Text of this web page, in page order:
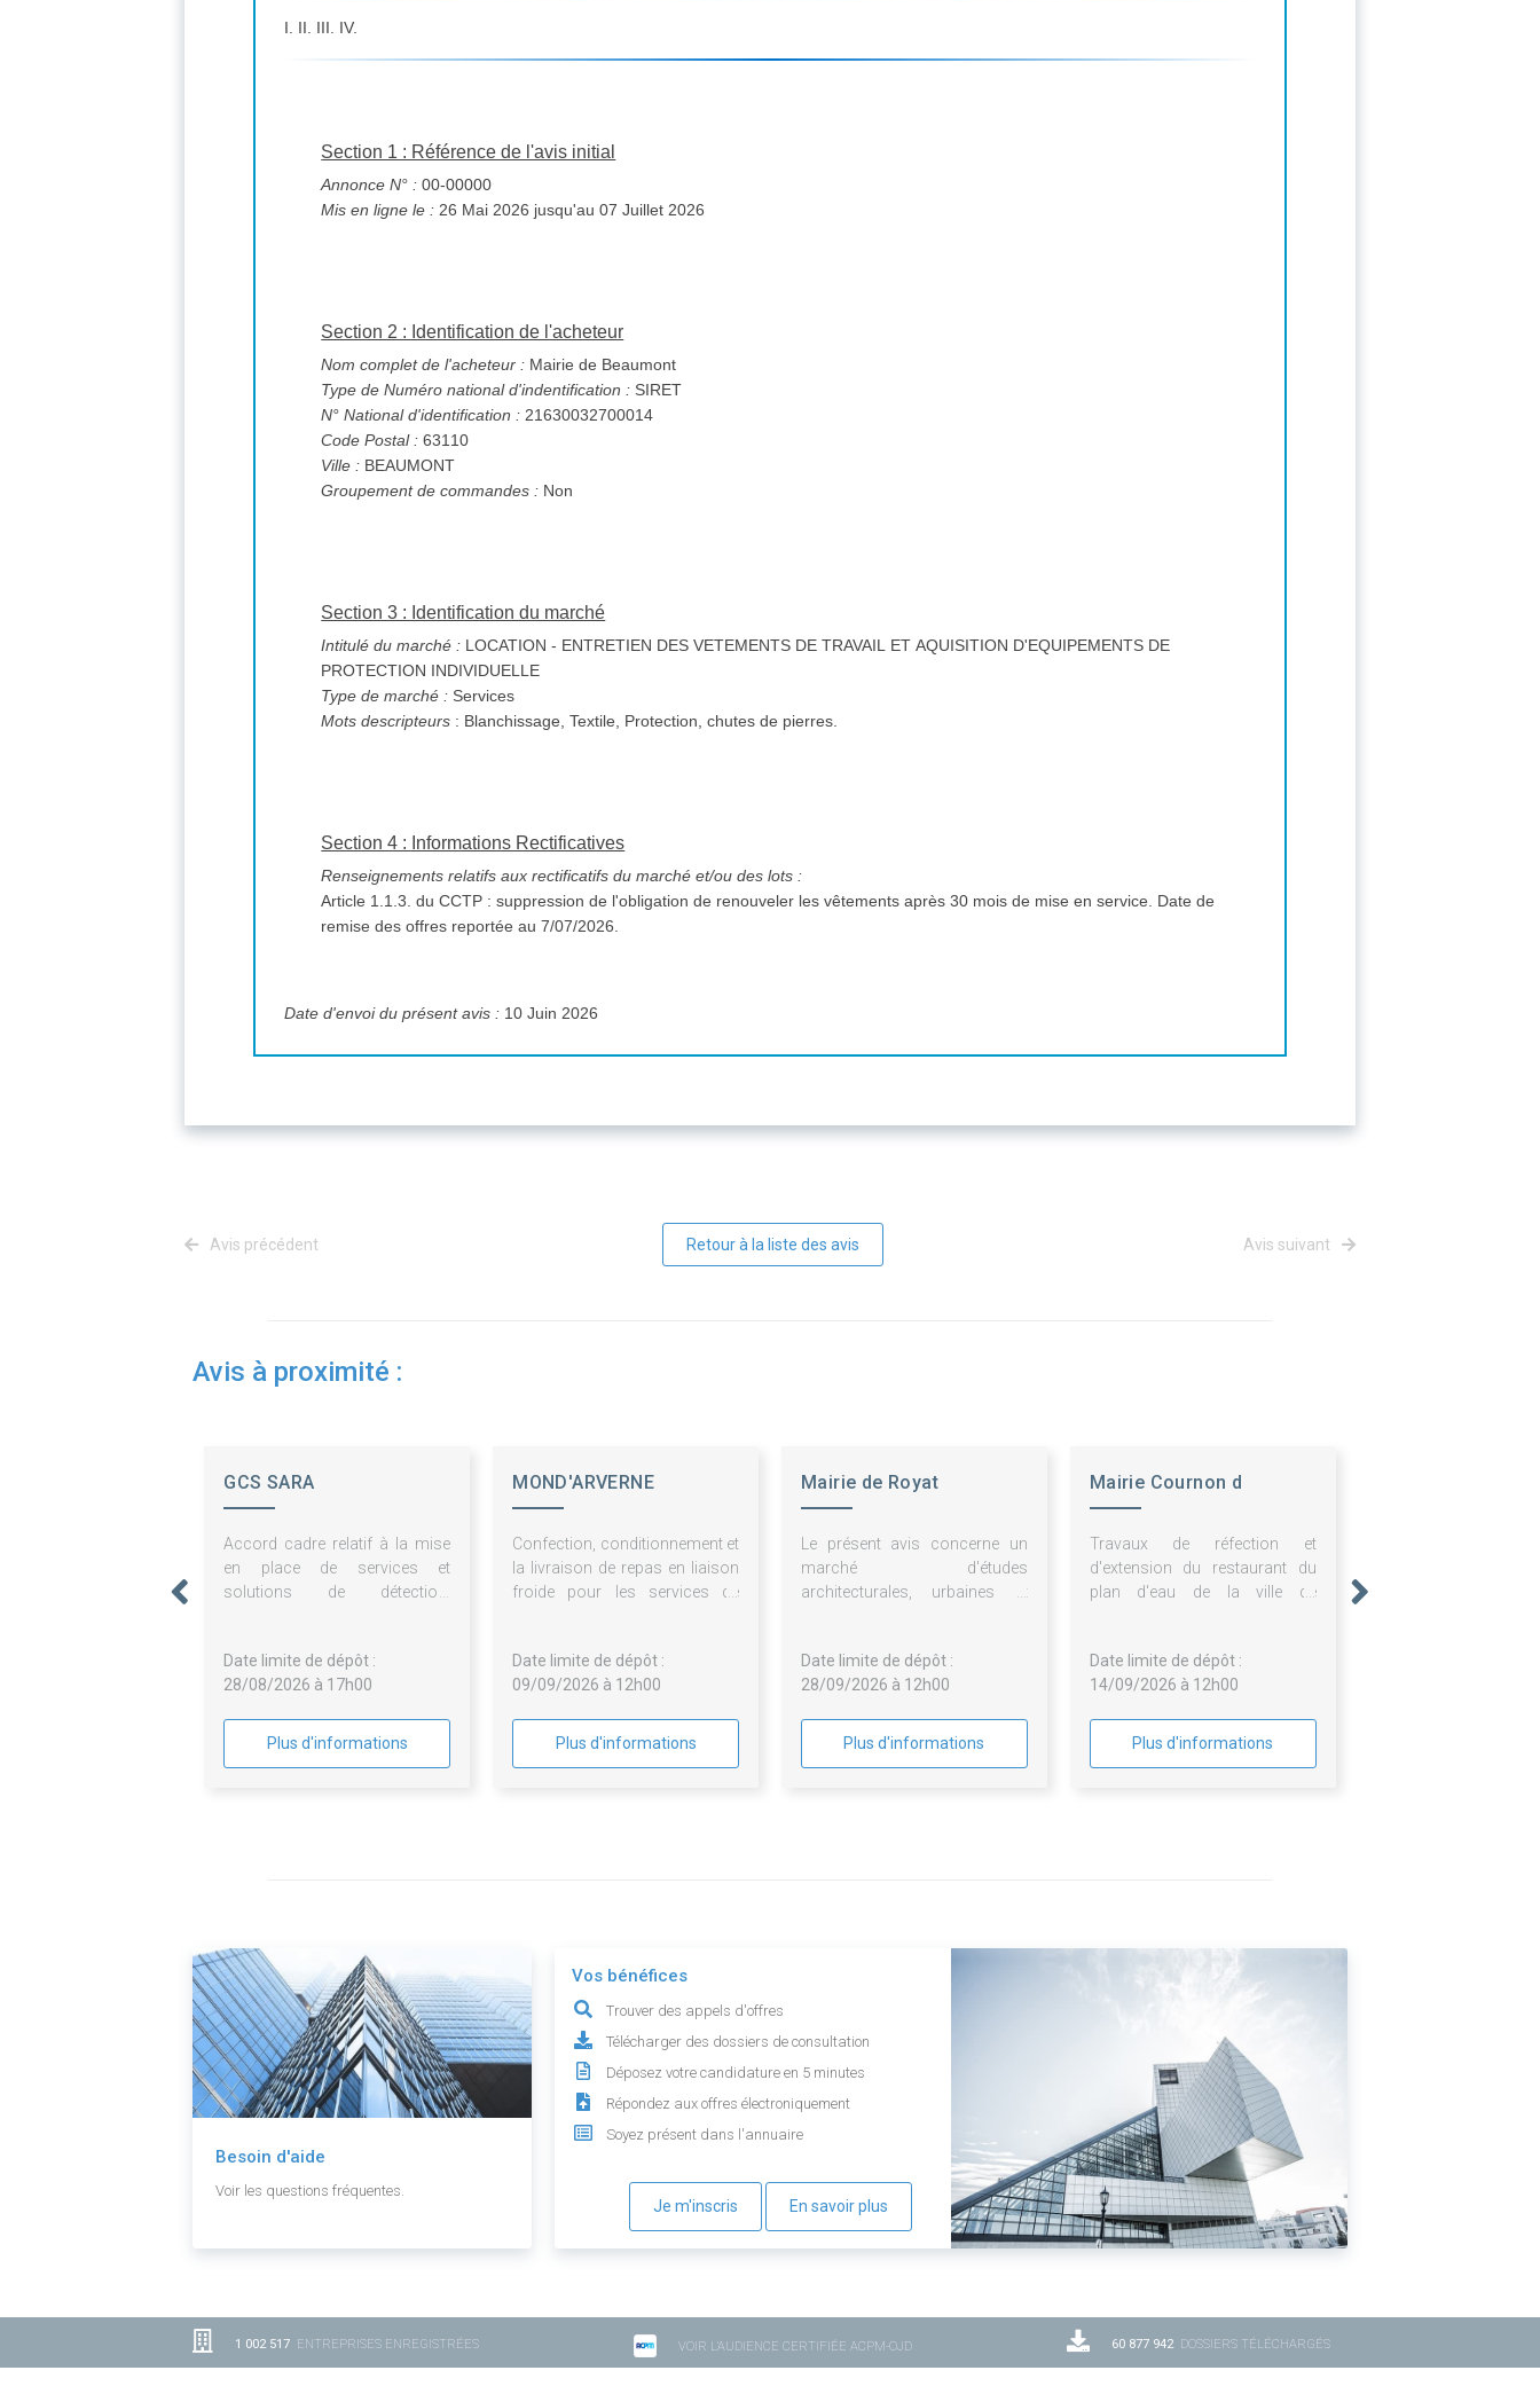
I. II. III. IV.
Section 1 : Référence de l'avis initial
Annonce N° : 00-00000
Mis en ligne le :
26 Mai 2026 jusqu'au 07 Juillet 2026
Section 2 : Identification de l'acheteur
Nom complet de l'acheteur : Mairie de Beaumont
Type de Numéro national d'indentification : SIRET
N° National d'identification : 21630032700014
Code Postal : 63110
Ville : BEAUMONT
Groupement de commandes : Non
Section 3 : Identification du marché
Intitulé du marché : LOCATION - ENTRETIEN DES VETEMENTS DE TRAVAIL ET AQUISITION D'EQUIPEMENTS DE
PROTECTION INDIVIDUELLE
Type de marché : Services
Mots descripteurs : Blanchissage, Textile, Protection, chutes de pierres.
Section 4 : Informations Rectificatives
Renseignements relatifs aux rectificatifs du marché et/ou des lots :
Article 1.1.3. du CCTP : suppression de l'obligation de renouveler les vêtements après 30 mois de mise en service. Date de
remise des offres reportée au 7/07/2026.
Date d'envoi du présent avis : 10 Juin 2026
Avis précédent Retour à la liste des avis Avis suivant
Avis à proximité :
GCS SARA
Accord cadre relatif à la mise
en place de services et
solutions de détection,
Antispam)
Date limite de dépôt :
28/08/2026 à 17h00
Plus d'informations
MOND'ARVERNE
Confection, conditionnement et
la livraison de repas en liaison
froide pour les services de
Date limite de dépôt :
09/09/2026 à 12h00
Plus d'informations
Mairie de Royat
Le présent avis concerne un
marché d'études
architecturales, urbaines et
requalification de
Date limite de dépôt :
28/09/2026 à 12h00
Plus d'informations
Mairie Cournon d
Travaux de réfection et
d'extension du restaurant du
plan d'eau de la ville de
Date limite de dépôt :
14/09/2026 à 12h00
Plus d'informations
Besoin d'aide
Voir les questions fréquentes.
Vos bénéfices
Trouver des appels d'offres
Télécharger des dossiers de consultation
Déposez votre candidature en 5 minutes
Répondez aux offres électroniquement
Soyez présent dans l'annuaire
Je m'inscris En savoir plus
1 002 517 ENTREPRISES ENREGISTRÉES VOIR L'AUDIENCE CERTIFIÉE ACPM-OJD 60 877 942DOSSIERS TÉLÉCHARGÉS